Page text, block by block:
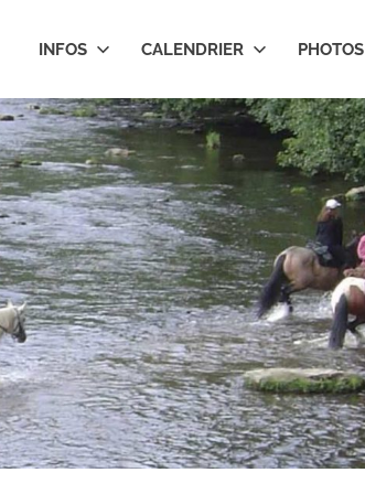
INFOS CALENDRIER PHOTOS